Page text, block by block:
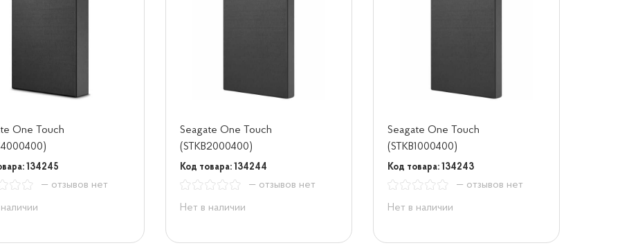
One Touch
134245
— отзывов нет
Seagate One Touch
(STKB2000400)
Код товара: 134244
— отзывов нет
Нет в наличии
Seagate One Touch
(STKB1000400)
Код товара: 134243
— отзывов нет
Нет в наличии